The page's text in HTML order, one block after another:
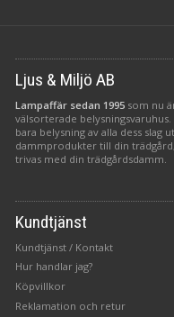
Ljus & Miljö AB
Lampaffär sedan 1995 som nu
välsorterade
bara belysning av alla dess slag
dammprodukter till din
trivas med din trädgårdsdamm.
Kundtjänst
Kundtjänst / Kontakt
Hur handlar jag?
Köpvillkor
Reklamation och retur